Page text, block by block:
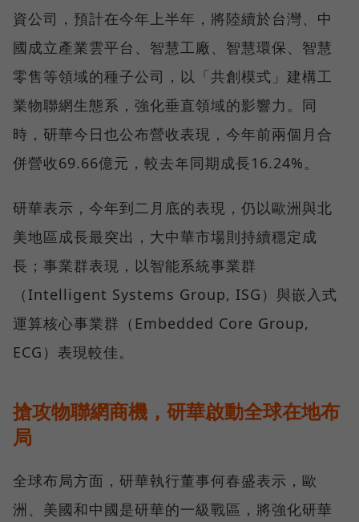
資公司，預計在今年上半年，將陸續於台灣、中
國成立產業雲平台、智慧工廠、智慧環保、智慧
零售等領域的種子公司，以「共創模式」建構工
業物聯網生態系，強化垂直領域的影響力。同
時，研華今日也公布營收表現，今年前兩個月合
併營收69.66億元，較去年同期成長16.24%。
研華表示，今年到二月底的表現，仍以歐洲與北
美地區成長最突出，大中華市場則持續穩定成
長；事業群表現，以智能系統事業群
（Intelligent Systems Group, ISG）與嵌入式
運算核心事業群（Embedded Core Group,
ECG）表現較佳。
搶攻物聯網商機，研華啟動全球在地布
局
全球布局方面，研華執行董事何春盛表示，歐
洲、美國和中國是研華的一級戰區，將強化研華